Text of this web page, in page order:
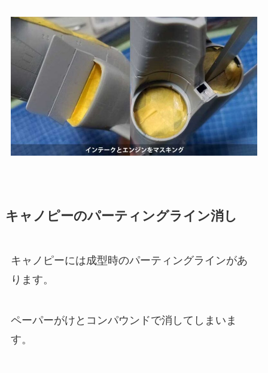
キャノピーのパーティングライン消し
キャノピーには成型時のパーティングラインがあ
ります。
ペーパーがけとコンパウンドで消してしまいま
す。